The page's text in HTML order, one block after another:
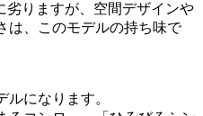
劣りますが、空間デザインや
は、このモデルの持ち味で
ルになります。